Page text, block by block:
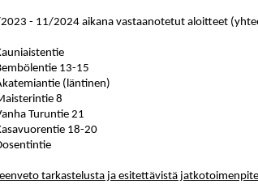
- 11/2024 aikana vastaanotetut aloitteet
13-15
(läntinen)
8
Turuntie 21
18-20
tarkastelusta ja esitettävistä